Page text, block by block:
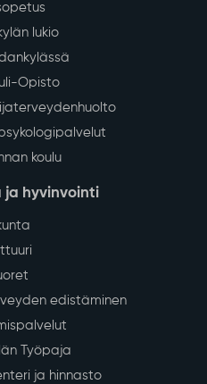
lukio
Opisto
koulu
hyvinvointi
edistäminen
Työpaja
ja hinnasto